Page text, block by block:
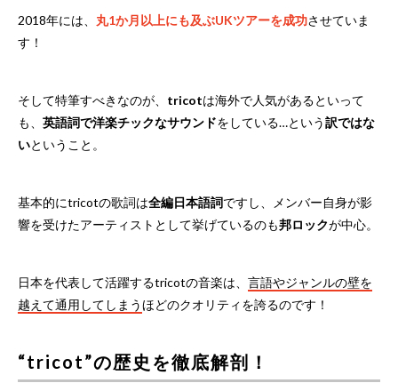
2018年には、 丸1か月以上にも及ぶUKツアーを成功させていま
す！
そして特筆すべきなのが、 tricotは海外で人気があるといって
も、 英語詞で洋楽チックなサウンドをしている…という訳ではな
いということ。
基本的にtricotの歌詞は全編日本語詞ですし、メンバー自身が影
響を受けたアーティストとして挙げているのも邦ロックが中心。
日本を代表して活躍するtricotの音楽は、 言語やジャンルの壁を
越えて通用してしまうほどのクオリティを誇るのです！
“tricot”の歴史を徹底解剖！